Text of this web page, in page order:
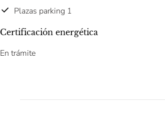
Plazas parking 1
Certificación energética
En trámite